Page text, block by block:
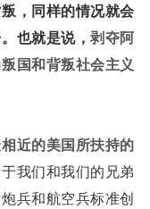
，同样的情况就会
也就是说，剥夺阿
国和背叛社会主义
近的美国所扶持的
我们和我们的兄弟
兵和航空兵标准创